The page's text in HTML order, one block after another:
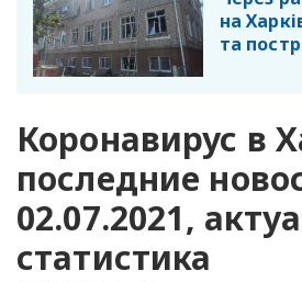
на
та
Коронавирус в
последние
02.07.2021,
статистика